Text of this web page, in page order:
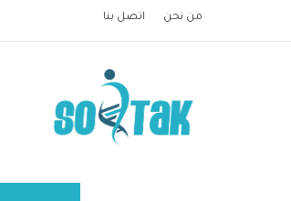
من نحن اتصل بنا